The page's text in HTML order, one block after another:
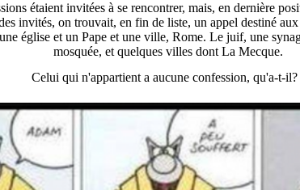
étaient invitées à se rencontrer, mais, en dernière
invités, on trouvait, en fin de liste, un appel destiné
église et un Pape et une ville, Rome. Le juif, une
mosquée, et quelques villes dont La Mecque.
Celui qui n'appartient a aucune confession, qu'a-t-il?